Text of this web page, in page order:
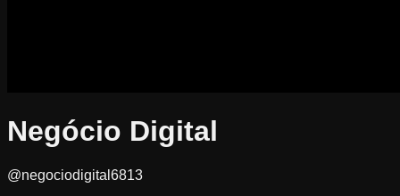
Negócio Digital
@negociodigital6813